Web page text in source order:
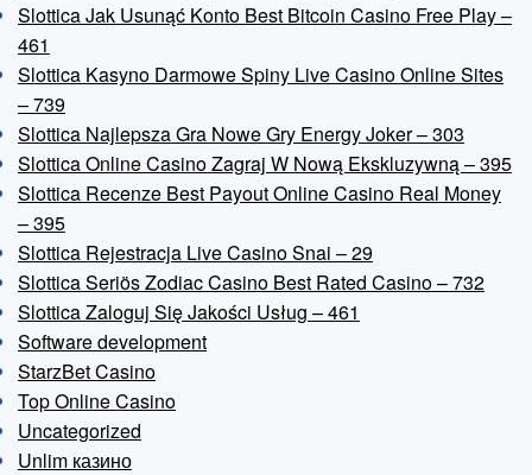
Slottica Jak Usunąć Konto Best Bitcoin Casino Free Play –
461
Slottica Kasyno Darmowe Spiny Live Casino Online Sites
– 739
Slottica Najlepsza Gra Nowe Gry Energy Joker – 303
Slottica Online Casino Zagraj W Nową Ekskluzywną – 395
Slottica Recenze Best Payout Online Casino Real Money
– 395
Slottica Rejestracja Live Casino Snai – 29
Slottica Seriös Zodiac Casino Best Rated Casino – 732
Slottica Zaloguj Się Jakości Usług – 461
Software development
StarzBet Casino
Top Online Casino
Uncategorized
Unlim казино